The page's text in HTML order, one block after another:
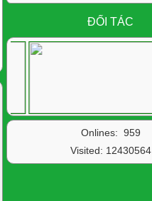
ĐỐI TÁC
Onlines: 959
Visited: 12430564